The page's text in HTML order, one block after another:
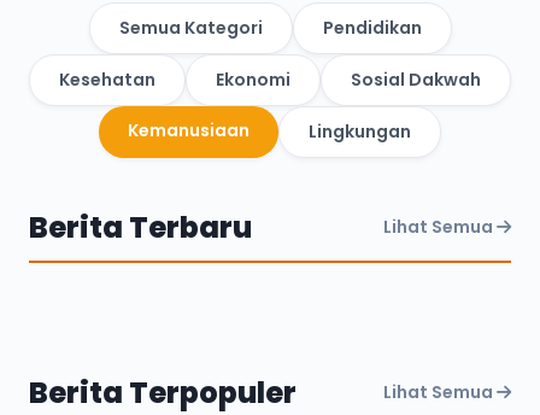
Semua Kategori Pendidikan
Kesehatan Ekonomi Sosial Dakwah
Kemanusiaan Lingkungan
Berita Terbaru Lihat Semua
Berita Terpopuler Lihat Semua